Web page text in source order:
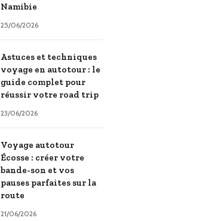
Namibie
25/06/2026
Astuces et techniques
voyage en autotour : le
guide complet pour
réussir votre road trip
23/06/2026
Voyage autotour
Écosse : créer votre
bande-son et vos
pauses parfaites sur la
route
21/06/2026